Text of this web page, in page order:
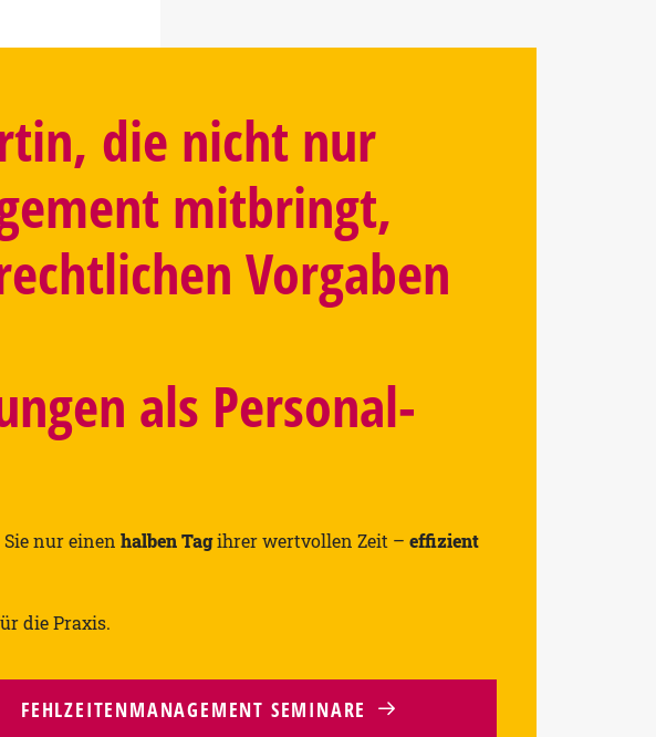
die nicht nur
mitbringt,
Vorgaben
als Personal­
nur einen halben Tagihrer wertvollen Zeit – effizient
die Praxis.
FEHLZEITEN­MANAGEMENT SEMINARE